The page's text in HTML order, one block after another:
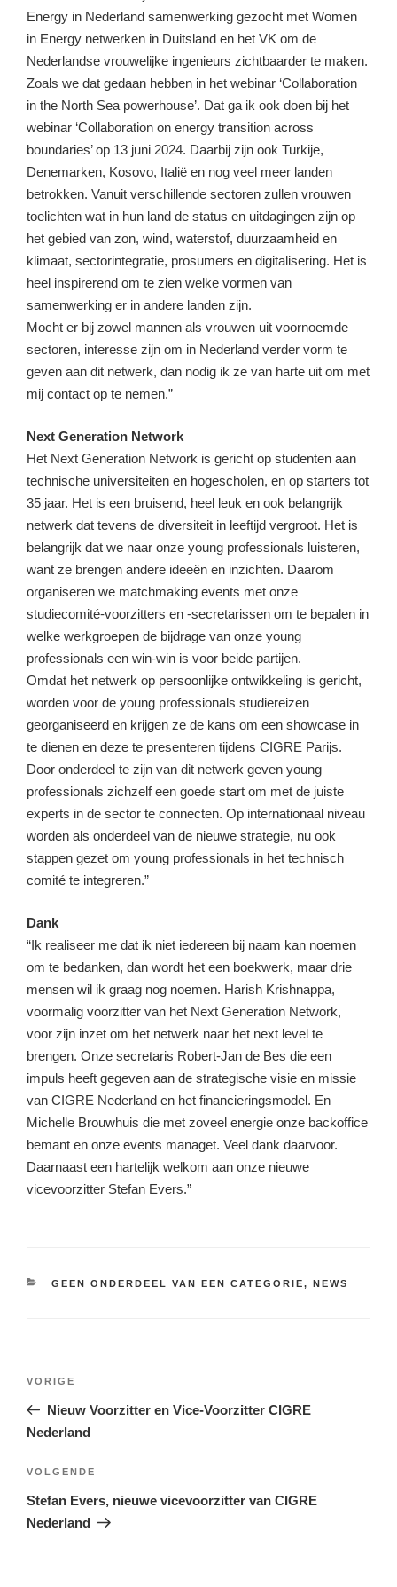
Energy in Nederland samenwerking gezocht met Women
in Energy netwerken in Duitsland en het VK om de
Nederlandse vrouwelijke ingenieurs zichtbaarder te maken.
Zoals we dat gedaan hebben in het webinar ‘Collaboration
in the North Sea powerhouse’. Dat ga ik ook doen bij het
webinar ‘Collaboration on energy transition across
boundaries’ op 13 juni 2024. Daarbij zijn ook Turkije,
Denemarken, Kosovo, Italië en nog veel meer landen
betrokken. Vanuit verschillende sectoren zullen vrouwen
toelichten wat in hun land de status en uitdagingen zijn op
het gebied van zon, wind, waterstof, duurzaamheid en
klimaat, sectorintegratie, prosumers en digitalisering. Het is
heel inspirerend om te zien welke vormen van
samenwerking er in andere landen zijn.
Mocht er bij zowel mannen als vrouwen uit voornoemde
sectoren, interesse zijn om in Nederland verder vorm te
geven aan dit netwerk, dan nodig ik ze van harte uit om met
mij contact op te nemen.”
Next Generation Network
Het Next Generation Network is gericht op studenten aan
technische universiteiten en hogescholen, en op starters tot
35 jaar. Het is een bruisend, heel leuk en ook belangrijk
netwerk dat tevens de diversiteit in leeftijd vergroot. Het is
belangrijk dat we naar onze young professionals luisteren,
want ze brengen andere ideeën en inzichten. Daarom
organiseren we matchmaking events met onze
studiecomité-voorzitters en -secretarissen om te bepalen in
welke werkgroepen de bijdrage van onze young
professionals een win-win is voor beide partijen.
Omdat het netwerk op persoonlijke ontwikkeling is gericht,
worden voor de young professionals studiereizen
georganiseerd en krijgen ze de kans om een showcase in
te dienen en deze te presenteren tijdens CIGRE Parijs.
Door onderdeel te zijn van dit netwerk geven young
professionals zichzelf een goede start om met de juiste
experts in de sector te connecten. Op internationaal niveau
worden als onderdeel van de nieuwe strategie, nu ook
stappen gezet om young professionals in het technisch
comité te integreren.”
Dank
“Ik realiseer me dat ik niet iedereen bij naam kan noemen
om te bedanken, dan wordt het een boekwerk, maar drie
mensen wil ik graag nog noemen. Harish Krishnappa,
voormalig voorzitter van het Next Generation Network,
voor zijn inzet om het netwerk naar het next level te
brengen. Onze secretaris Robert-Jan de Bes die een
impuls heeft gegeven aan de strategische visie en missie
van CIGRE Nederland en het financieringsmodel. En
Michelle Brouwhuis die met zoveel energie onze backoffice
bemant en onze events managet. Veel dank daarvoor.
Daarnaast een hartelijk welkom aan onze nieuwe
vicevoorzitter Stefan Evers.”
CATEGORIEËN
GEEN ONDERDEEL VAN EEN CATEGORIE, NEWS
Vorig
bericht
VORIGE
Nieuw Voorzitter en Vice-Voorzitter CIGRE
Nederland
Volgend
bericht
VOLGENDE
Stefan Evers, nieuwe vicevoorzitter van CIGRE
Nederland